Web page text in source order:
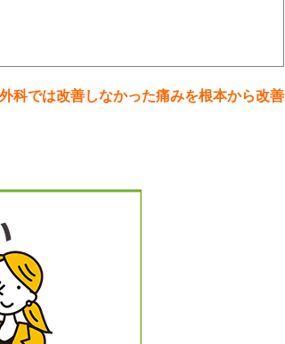
科では改善しなかった痛みを根本から改善